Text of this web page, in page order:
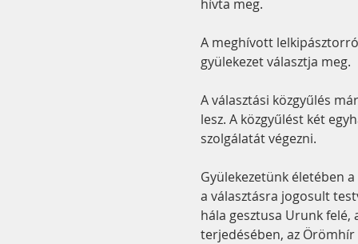
hívta meg.
A meghívott
gyülekezet választja meg.
A választási közgyűlés
lesz. A közgyűlést két
szolgálatát végezni.
Gyülekezetünk életében
a választásra jogosult
hála gesztusa Urunk
terjedésében, az